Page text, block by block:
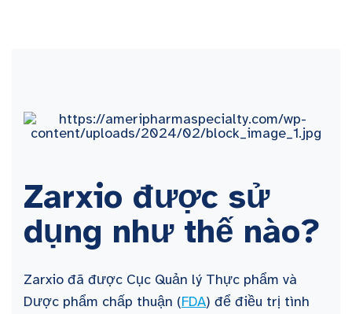
Zarxio được sử
dụng như thế nào?
Zarxio đã được Cục Quản lý Thực phẩm và
Dược phẩm chấp thuận (FDA) để điều trị tình